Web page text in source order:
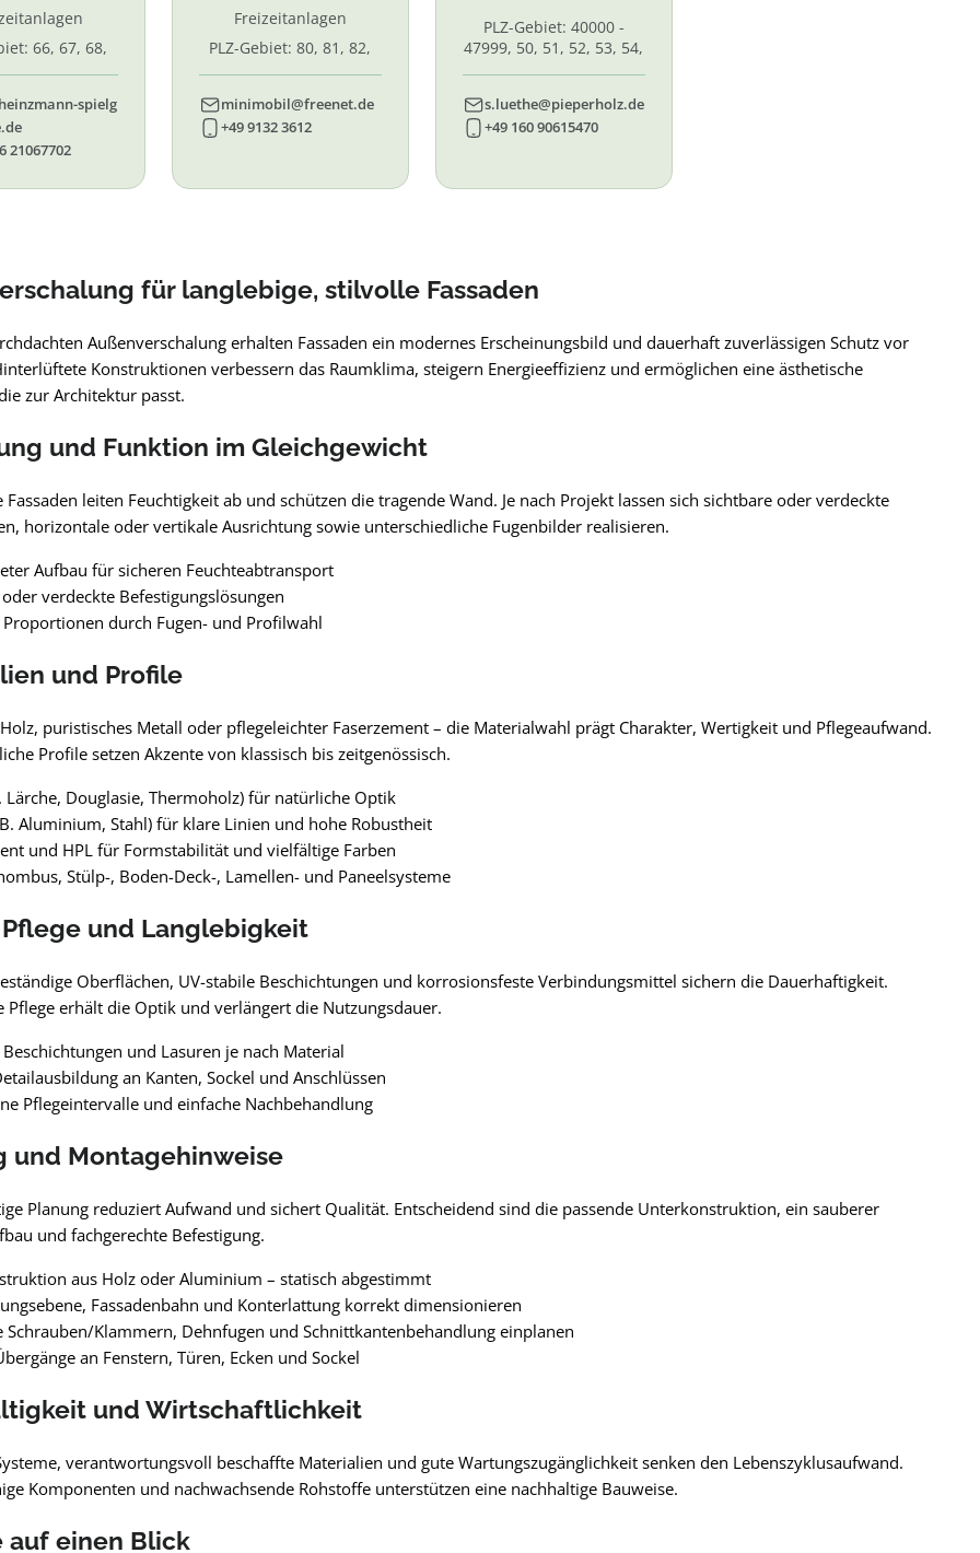
66, 67, 68,
spielg
21067702
Freizeitanlagen
PLZ-Gebiet: 80, 81, 82,
minimobil@freenet.de
+49 9132 3612
PLZ-Gebiet: 40000 -
47999, 50, 51, 52, 53, 54,
s.luethe@pieperholz.de
+49 160 90615470
für langlebige, stilvolle Fassaden
Außenverschalung erhalten Fassaden ein modernes Erscheinungsbild und dauerhaft zuverlässigen Schutz vor
Konstruktionen verbessern das Raumklima, steigern Energieeffizienz und ermöglichen eine ästhetische
zur Architektur passt.
und Funktion im Gleichgewicht
leiten Feuchtigkeit ab und schützen die tragende Wand. Je nach Projekt lassen sich sichtbare oder verdeckte
horizontale oder vertikale Ausrichtung sowie unterschiedliche Fugenbilder realisieren.
Aufbau für sicheren Feuchteabtransport
verdeckte Befestigungslösungen
durch Fugen- und Profilwahl
und Profile
puristisches Metall oder pflegeleichter Faserzement – die Materialwahl prägt Charakter, Wertigkeit und Pflegeaufwand.
Profile setzen Akzente von klassisch bis zeitgenössisch.
Lärche, Douglasie, Thermoholz) für natürliche Optik
Aluminium, Stahl) für klare Linien und hohe Robustheit
und HPL für Formstabilität und vielfältige Farben
Stülp-, Boden-Deck-, Lamellen- und Paneelsysteme
Pflege und Langlebigkeit
Oberflächen, UV-stabile Beschichtungen und korrosionsfeste Verbindungsmittel sichern die Dauerhaftigkeit.
Pflege erhält die Optik und verlängert die Nutzungsdauer.
Beschichtungen und Lasuren je nach Material
an Kanten, Sockel und Anschlüssen
Pflegeintervalle und einfache Nachbehandlung
und Montagehinweise
Planung reduziert Aufwand und sichert Qualität. Entscheidend sind die passende Unterkonstruktion, ein sauberer
und fachgerechte Befestigung.
aus Holz oder Aluminium – statisch abgestimmt
Fassadenbahn und Konterlattung korrekt dimensionieren
Schrauben/Klammern, Dehnfugen und Schnittkantenbehandlung einplanen
an Fenstern, Türen, Ecken und Sockel
und Wirtschaftlichkeit
verantwortungsvoll beschaffte Materialien und gute Wartungszugänglichkeit senken den Lebenszyklusaufwand.
Komponenten und nachwachsende Rohstoffe unterstützen eine nachhaltige Bauweise.
auf einen Blick